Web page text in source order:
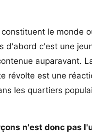
le monde
d'abord c'est une
auparavant.
révolte est une
les quartiers
n'est donc pas